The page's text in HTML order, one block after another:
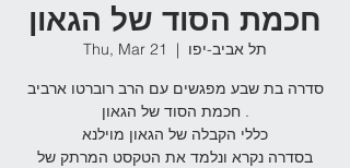
חכמת הסוד של הגאון
Thu, Mar 21
  |
תל אביב-יפו
סדרה בת שבע מפגשים עם הרב רוברטו ארביב
חכמת הסוד של הגאון .
כללי הקבלה של הגאון מוילנא
בסדרה נקרא ונלמד את הטקסט המרתק של